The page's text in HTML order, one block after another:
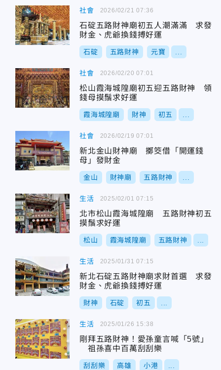
社會
石碇五路財神廟初五人潮滿滿 求發
財金、虎爺換錢搏好運
石碇 五路財神 元寶
2026/02/21 07:36
社會
松山霞海城隍廟初五迎五路財神 領
錢母摸鬚求好運
霞海城隍廟 財神 初五
2026/02/20 07:01
社會
新北金山財神廟 擲筊借「開運錢
母」發財金
金山 財神廟 五路財神
2026/02/19 07:01
生活
北市松山霞海城隍廟 五路財神初五
摸鬚求好運
松山 霞海城隍廟 五路財神
2025/02/01 07:15
生活
新北石碇五路財神廟求財首選 求發
財金、虎爺換錢搏好運
財神 石碇 初五
2025/01/31 07:15
生活
剛拜五路財神！愛孫童言喊「5號」
祖孫喜中百萬刮刮樂
刮刮樂 高雄 小港
2025/01/26 15:38